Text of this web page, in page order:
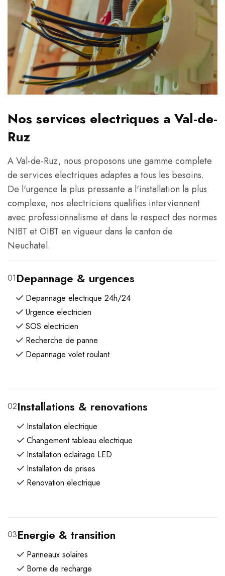
Nos services electriques a Val-de-
Ruz
A Val-de-Ruz, nous proposons une gamme complete
de services electriques adaptes a tous les besoins.
De l'urgence la plus pressante a l'installation la plus
complexe, nos electriciens qualifies interviennent
avec professionnalisme et dans le respect des normes
NIBT et OIBT en vigueur dans le canton de
Neuchatel.
01Depannage & urgences
Depannage electrique 24h/24
Urgence electricien
SOS electricien
Recherche de panne
Depannage volet roulant
02Installations & renovations
Installation electrique
Changement tableau electrique
Installation eclairage LED
Installation de prises
Renovation electrique
03Energie & transition
Panneaux solaires
Borne de recharge